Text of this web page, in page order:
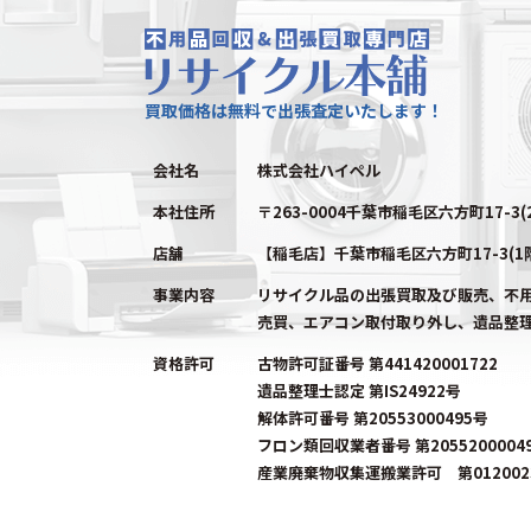
買取価格は無料で出張査定いたします！
会社名
株式会社ハイペル
本社住所
〒263-0004千葉市稲毛区六方町17-
店舗
【稲毛店】千葉市稲毛区六方町17-3(1
事業内容
リサイクル品の出張買取及び販売、不
売買、エアコン取付取り外し、遺品整
資格許可
古物許可証番号 第441420001722
遺品整理士認定 第IS24922号
解体許可番号 第20553000495号
フロン類回収業者番号 第
産業廃棄物収集運搬業許可 第